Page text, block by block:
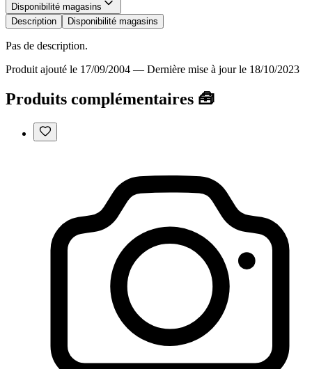
Disponibilité magasins
Description
Disponibilité magasins
Pas de description.
Produit ajouté le 17/09/2004 — Dernière mise à jour le 18/10/2023
Produits complémentaires 🧰